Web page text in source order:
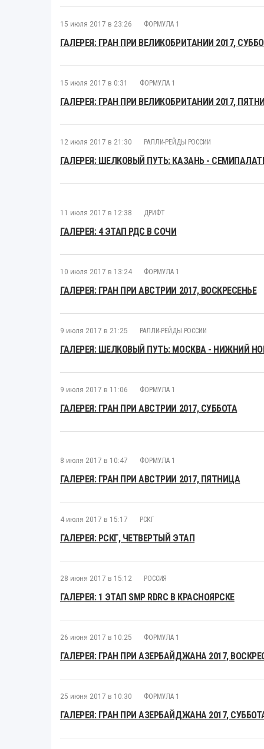
15 июля 2017 в 23:26 ФОРМУЛА 1
ГАЛЕРЕЯ: ГРАН ПРИ ВЕЛИКОБРИТАНИИ 2017,
15 июля 2017 в 0:31 ФОРМУЛА 1
ГАЛЕРЕЯ: ГРАН ПРИ ВЕЛИКОБРИТАНИИ 2017,
12 июля 2017 в 21:30 РАЛЛИ-РЕЙДЫ РОССИИ
ГАЛЕРЕЯ: ШЕЛКОВЫЙ ПУТЬ: КАЗАНЬ -
11 июля 2017 в 12:38 ДРИФТ
ГАЛЕРЕЯ: 4 ЭТАП РДС В СОЧИ
10 июля 2017 в 13:24 ФОРМУЛА 1
ГАЛЕРЕЯ: ГРАН ПРИ АВСТРИИ 2017, ВОСКРЕСЕНЬЕ
9 июля 2017 в 21:25 РАЛЛИ-РЕЙДЫ РОССИИ
ГАЛЕРЕЯ: ШЕЛКОВЫЙ ПУТЬ: МОСКВА - НИЖНИЙ
9 июля 2017 в 11:06 ФОРМУЛА 1
ГАЛЕРЕЯ: ГРАН ПРИ АВСТРИИ 2017, СУББОТА
8 июля 2017 в 10:47 ФОРМУЛА 1
ГАЛЕРЕЯ: ГРАН ПРИ АВСТРИИ 2017, ПЯТНИЦА
4 июля 2017 в 15:17 РСКГ
ГАЛЕРЕЯ: РСКГ, ЧЕТВЕРТЫЙ ЭТАП
28 июня 2017 в 15:12 РОССИЯ
ГАЛЕРЕЯ: 1 ЭТАП SMP RDRC В КРАСНОЯРСКЕ
26 июня 2017 в 10:25 ФОРМУЛА 1
ГАЛЕРЕЯ: ГРАН ПРИ АЗЕРБАЙДЖАНА 2017,
25 июня 2017 в 10:30 ФОРМУЛА 1
ГАЛЕРЕЯ: ГРАН ПРИ АЗЕРБАЙДЖАНА 2017,